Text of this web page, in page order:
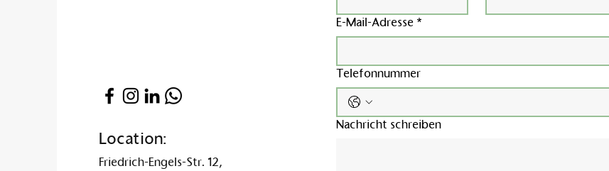
Location:
Friedrich-Engels-Str. 12,
E-Mail-Adresse *
Telefonnummer
Nachricht schreiben